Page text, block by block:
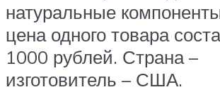
натуральные
цена одного товара
1000 рублей. Страна –
изготовитель – США.